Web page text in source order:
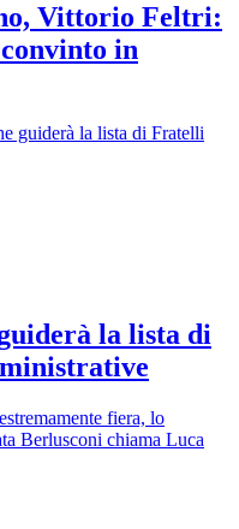
Vittorio Feltri:
in
guiderà la lista di Fratelli
la lista di
fiera, lo
Berlusconi chiama Luca